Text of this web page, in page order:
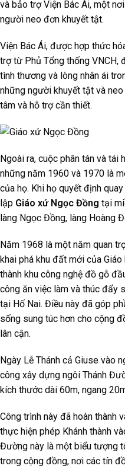
và bảo trợ Viện Bác Ái, một
người neo đơn khuyết tật.
Viện Bác Ái, được hợp thức
trợ từ Phủ Tổng thống VNCH,
tình thương và lòng nhân ái
những người khuyết tật và
tâm và hỗ trợ cần thiết.
Ngoài ra, cuộc phân tán và
những năm 1960 và 1970 là
của họ. Khi họ quyết định
lập Giáo xứ Ngọc Đồng tại
làng Ngọc Đồng, làng Hoàng
Năm 1968 là một năm quan
khai phá khu đất mới của
thành khu công nghệ đồ gỗ
công ăn việc làm và thúc đẩy
tại Hố Nai. Điều này đã góp
sống sung túc hơn cho cộng
lân cận.
Ngày Lễ Thánh cả Giuse vào
công xây dựng ngôi Thánh
kích thước dài 60m, ngang
Công trình này đã hoàn thành
thực hiện phép Khánh thành
Đường này là một biểu tượng
trong cộng đồng, nơi các tín